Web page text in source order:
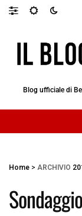
Blog ufficiale di
Home > ARCHIVIO